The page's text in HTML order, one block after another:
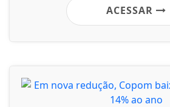
ACESSAR